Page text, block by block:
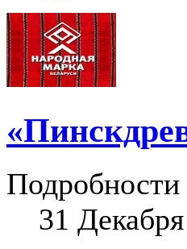
Подробности
31